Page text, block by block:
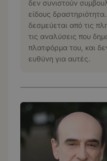
δεν συνιστούν
είδους
δεσμεύεται από τις
τις αναλύσεις που
πλατφόρμα του, και
ευθύνη για αυτές.